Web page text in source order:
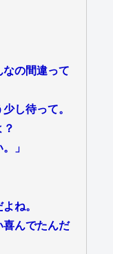
なの間違って
し待って。
」
ね。
喜んでたんだ